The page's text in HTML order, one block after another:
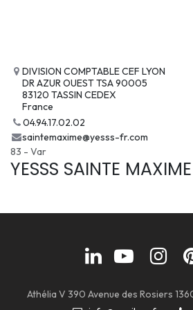
DIVISION COMPTABLE CEF LYON
DR AZUR OUEST TSA 90005
83120 TASSIN CEDEX
France
04.94.17.02.02
saintemaxime@yesss-fr.com
83 - Var
YESSS SAINTE
Athélia V 390 Avenue des Rosiers